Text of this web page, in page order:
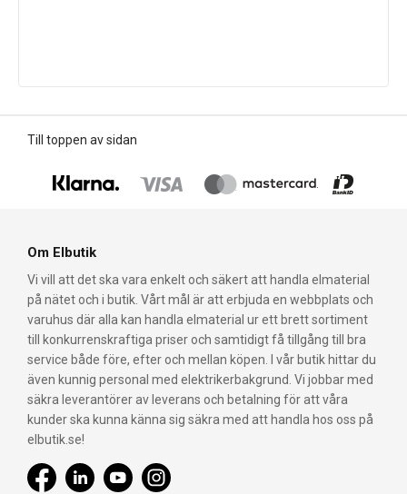
Till toppen av sidan
Om Elbutik
Vi vill att det ska vara enkelt och säkert att handla elmaterial
på nätet och i butik. Vårt mål är att erbjuda en webbplats och
varuhus där alla kan handla elmaterial ur ett brett sortiment
till konkurrenskraftiga priser och samtidigt få tillgång till bra
service både före, efter och mellan köpen. I vår butik hittar du
även kunnig personal med elektrikerbakgrund. Vi jobbar med
säkra leverantörer av leverans och betalning för att våra
kunder ska kunna känna sig säkra med att handla hos oss på
elbutik.se!